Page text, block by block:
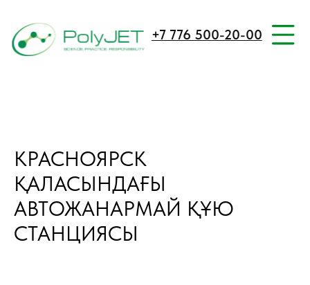
КРАСНОЯРСК
ҚАЛАСЫНДАҒЫ
АВТОЖАНАРМАЙ ҚҰЮ
СТАНЦИЯСЫ